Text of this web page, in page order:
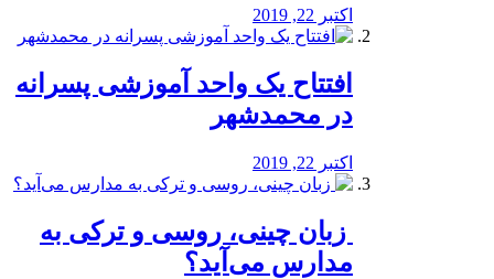
اکتبر 22, 2019
افتتاح یک واحد آموزشی پسرانه
در محمدشهر
اکتبر 22, 2019
️ زبان چینی، روسی و ترکی به
مدارس می‌آید؟